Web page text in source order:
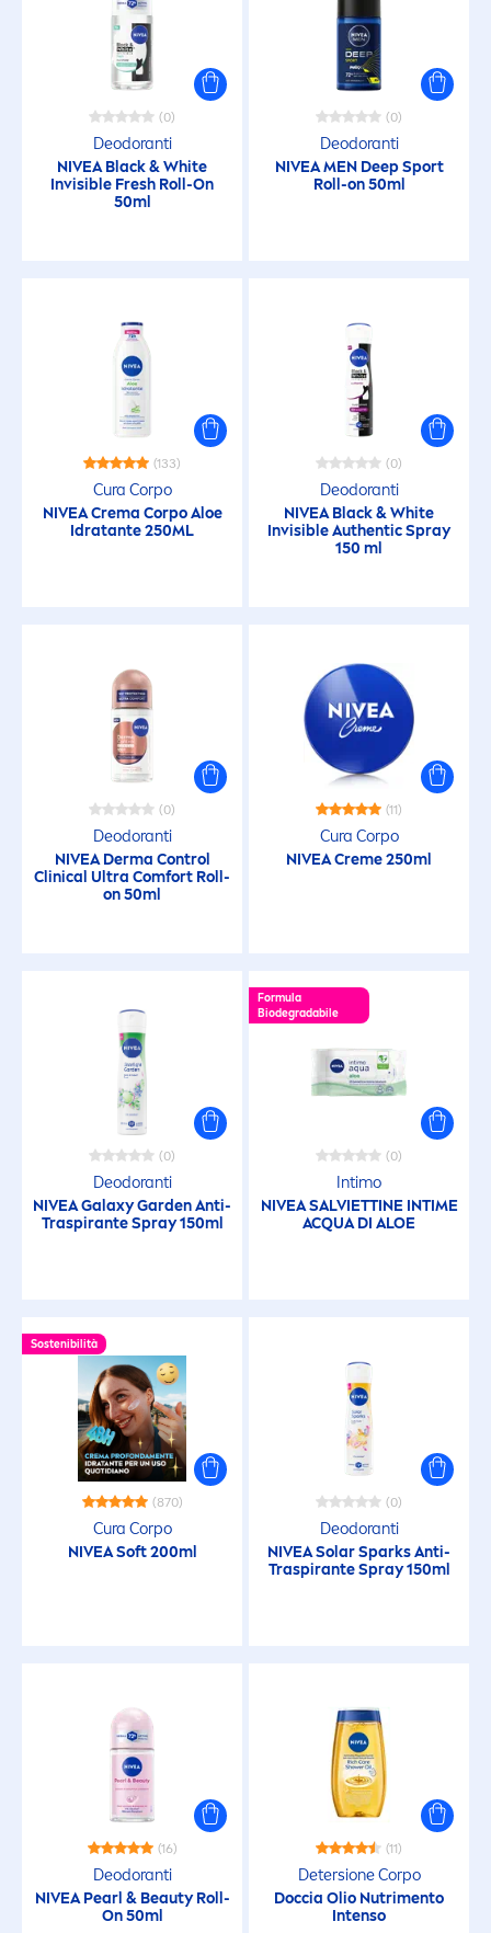
Pelle sensibile
Tutti i tipi di pelle
CARETTERISTICHE
24 ore di Idratazione
48h asciutto
48h di Idratazione
Anti Macchie
Anti-Età
Antitraspirante
Applicazione facile
Assorbimento rapido
Con oli naturali
Cura
Delicato
Detergente
Energizzante
Esfoliante
Fatto con materiali riciclati
Formula Biodegradabile
In equilibrio con il Microbioma
Ingredienti Naturali
Intensivo
(0)
Deodoranti
NIVEA Black&White
Invisible Fresh Roll-On
50ml
(0)
Deodoranti
NIVEA MEN DeepSport
Roll-on 50ml
(133)
Cura Corpo
NIVEACrema Corpo Aloe
Idratante 250ML
(0)
Deodoranti
NIVEA Black&White
Invisible Authentic Spray
150 ml
(0)
Deodoranti
NIVEADerma Control
Clinical Ultra Comfort Roll-
on 50ml
(11)
Cura Corpo
NIVEACreme250ml
(0)
Deodoranti
NIVEAGalaxy Garden Anti-
Traspirante Spray 150ml
Formula
Biodegradabile
(0)
Intimo
NIVEASALVIETTINE INTIME
ACQUA DI ALOE
Sostenibilità
(870)
Cura Corpo
NIVEA Soft 200ml
(0)
Deodoranti
NIVEASolar Sparks Anti-
Traspirante Spray 150ml
(16)
Deodoranti
NIVEA Pearl & BeautyRoll-
On 50ml
(11)
Detersione Corpo
Doccia Olio Nutrimento
Intenso